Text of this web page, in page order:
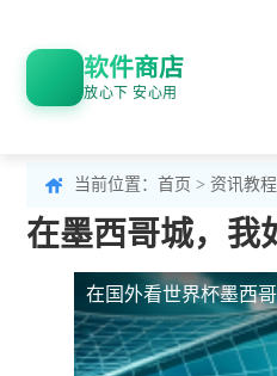
软件商店
放心下 安心用
当前位置： 首页 > 资讯教程
在墨西哥城，我
在国外看世界杯墨西